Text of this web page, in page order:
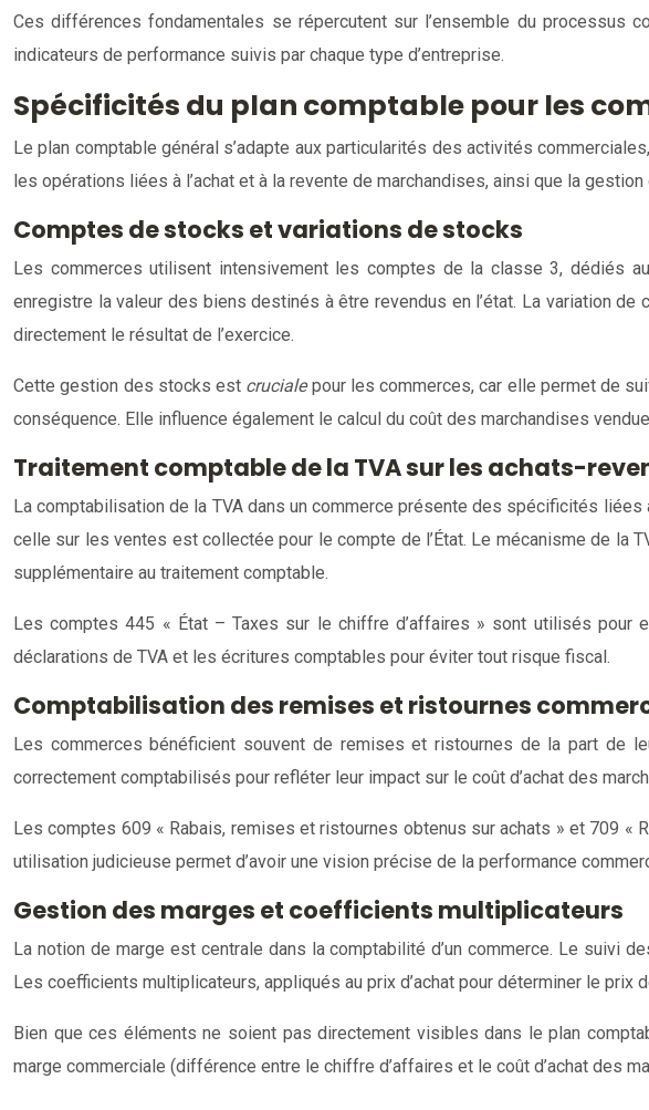
Ces différences fondamentales se répercutent sur l’ensemble du processus
indicateurs de performance suivis par chaque type d’entreprise.
Spécificités du plan comptable pour les
Le plan comptable général s’adapte aux particularités des activités
les opérations liées à l’achat et à la revente de marchandises, ainsi que la
Comptes de stocks et variations de stocks
Les commerces utilisent intensivement les comptes de la classe 3, dédiés
enregistre la valeur des biens destinés à être revendus en l’état. La variation
directement le résultat de l’exercice.
Cette gestion des stocks est crucialepour les commerces, car elle permet de
conséquence. Elle influence également le calcul du coût des marchandises
Traitement comptable de la TVA sur les achats-
La comptabilisation de la TVA dans un commerce présente des spécificités
celle sur les ventes est collectée pour le compte de l’État. Le mécanisme de la
supplémentaire au traitement comptable.
Les comptes 445 « État – Taxes sur le chiffre d’affaires » sont utilisés pour
déclarations de TVA et les écritures comptables pour éviter tout risque fiscal.
Comptabilisation des remises et ristournes
Les commerces bénéficient souvent de remises et ristournes de la part de
correctement comptabilisés pour refléter leur impact sur le coût d’achat des
Les comptes 609 « Rabais, remises et ristournes obtenus sur achats » et 709
utilisation judicieuse permet d’avoir une vision précise de la performance
Gestion des marges et coefficients multiplicateurs
La notion de marge est centrale dans la comptabilité d’un commerce. Le suivi
Les coefficients multiplicateurs, appliqués au prix d’achat pour déterminer le
Bien que ces éléments ne soient pas directement visibles dans le plan
marge commerciale (différence entre le chiffre d’affaires et le coût d’achat des